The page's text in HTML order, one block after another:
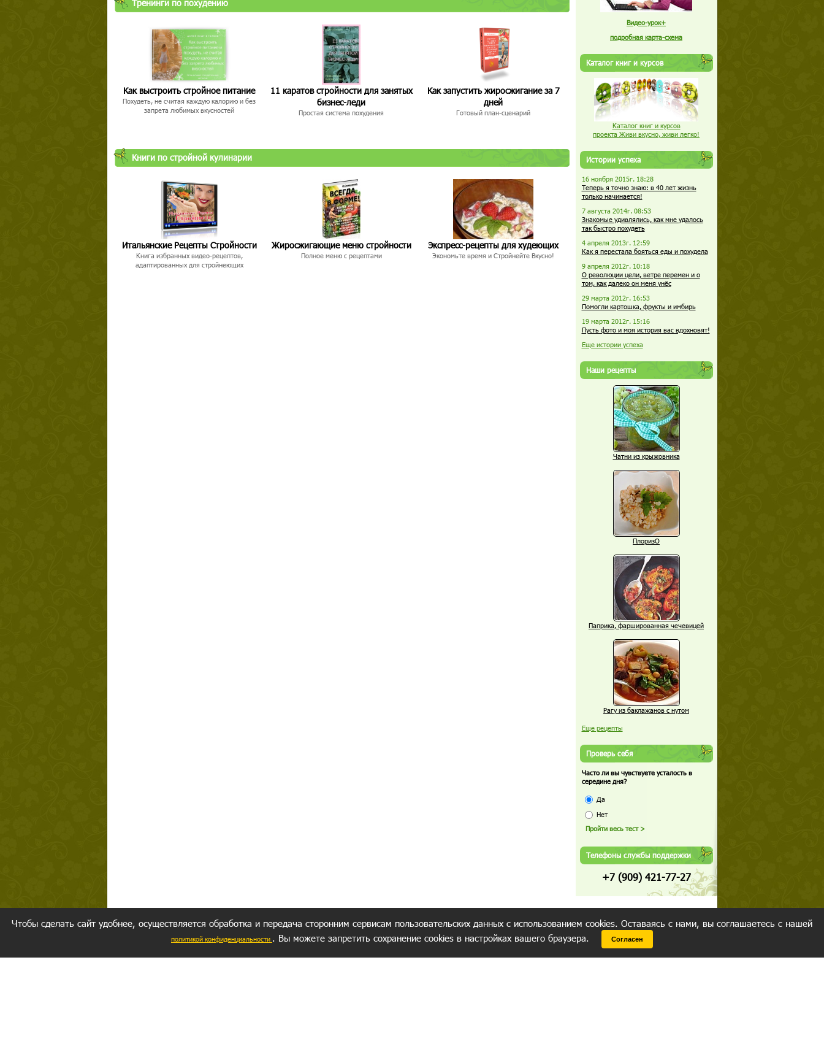
Тренинги по похудению
Как выстроить стройное питание
Похудеть, не считая каждую калорию и без
запрета любимых вкусностей
11 каратов стройности для занятых
бизнес-леди
Простая система похудения
Как запустить жиросжигание за 7
дней
Готовый план-сценарий
Книги по стройной кулинарии
Итальянские Рецепты Стройности
Книга избранных видео-рецептов,
адаптированных для стройнеющих
Жиросжигающие меню стройности
Полное меню с рецептами
Экспресс-рецепты для худеющих
Экономьте время и Стройнейте Вкусно!
Видео-урок+
подробная карта-схема
Каталог книг и курсов
Каталог книг и курсов
проекта Живи вкусно, живи легко!
Истории успеха
16 ноября 2015г. 18:28
Теперь я точно знаю: в 40 лет жизнь
только начинается!
7 августа 2014г. 08:53
Знакомые удивлялись, как мне удалось
так быстро похудеть
4 апреля 2013г. 12:59
Как я перестала бояться еды и похудела
9 апреля 2012г. 10:18
О революции цели, ветре перемен и о
том, как далеко он меня унёс
29 марта 2012г. 16:53
Помогли картошка, фрукты и имбирь
19 марта 2012г. 15:16
Пусть фото и моя история вас вдохновят!
Еще истории успеха
Наши рецепты
Чатни из крыжовника
ПлоризО
Паприка, фаршированная чечевицей
Рагу из баклажанов с нутом
Еще рецепты
Проверь себя
Часто ли вы чувствуете усталость в
середине дня?
Да
Нет
Телефоны службы поддержки
+7 (909) 421-77-27
Чтобы сделать сайт удобнее, осуществляется обработка и передача сторонним сервисам пользовательских данных с использованием cookies. Оставаясь с нами, вы соглашаетесь с нашей
политикой конфиденциальности . Вы можете запретить сохранение cookies в настройках вашего браузера. Согласен